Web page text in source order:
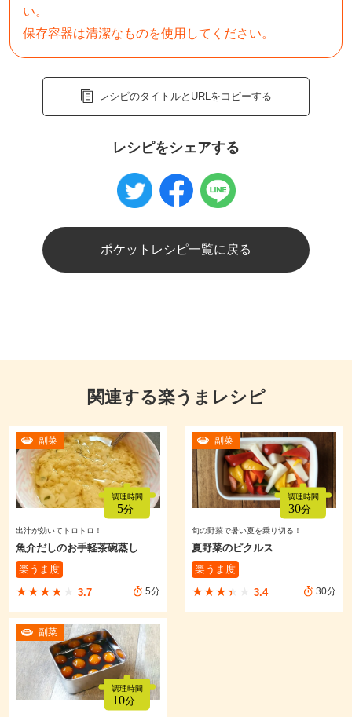
い。
保存容器は清潔なものを使用してください。
レシピのタイトルとURLをコピーする
レシピをシェアする
ポケットレシピ一覧に戻る
関連する楽うまレシピ
副菜
出汁が効いてトロトロ！
魚介だしのお手軽茶碗蒸し
楽うま度
★★★★★
★★★★★ 3.7 5分
副菜
旬の野菜で暑い夏を乗り切る！
夏野菜のピクルス
楽うま度
★★★★★
★★★★★ 3.4 30分
副菜